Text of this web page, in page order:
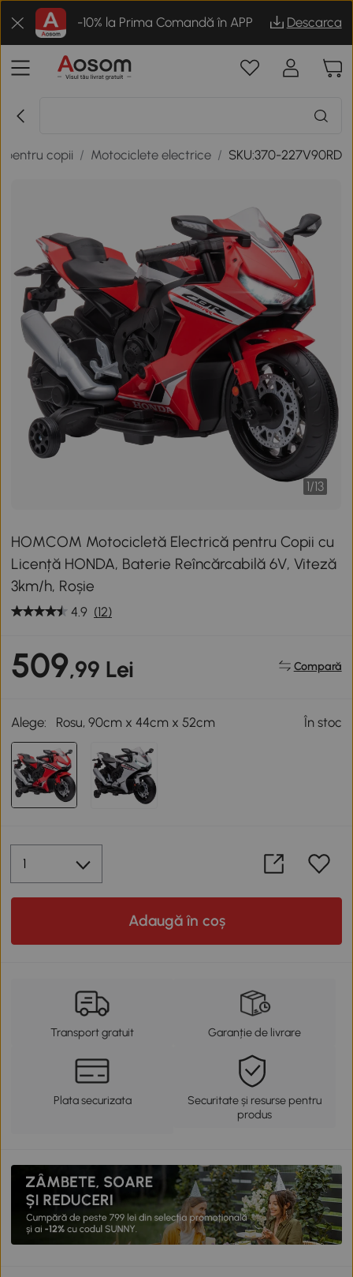
-10% la Prima Comandă în APP Descarca
pentru copii / Motociclete electrice / SKU:370-227V90RD
1/13
HOMCOM Motocicletă Electrică pentru Copii cu
Licență HONDA, Baterie Reîncărcabilă 6V, Viteză
3km/h, Roșie
4.9 (12)
509,99 Lei Compară
Alege: Rosu, 90cm x 44cm x 52cm În stoc
Adaugă în coș
Transport gratuit Garanție de livrare
Plata securizata
Securitate și resurse pentru
produs